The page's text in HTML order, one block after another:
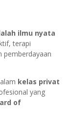
ilmu nyata
terapi
pemberdayaan
kelas privat
yang
of